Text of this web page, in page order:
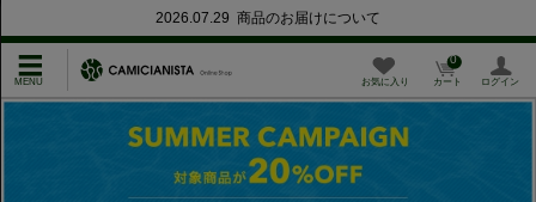
2026.07.29 商品のお届けについて
お気に入り カート
0
ログイン